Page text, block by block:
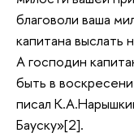
благоволи ваша
капитана выслать
А господин
быть в
писал
Бауску»[2].